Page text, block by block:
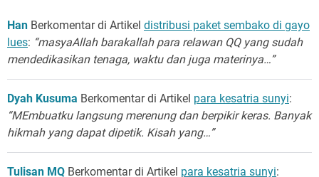
Han Berkomentar di Artikel distribusi paket sembako di gayo
lues: “masyaAllah barakallah para relawan QQ yang sudah
mendedikasikan tenaga, waktu dan juga materinya…”
Dyah Kusuma Berkomentar di Artikel para kesatria sunyi:
“MEmbuatku langsung merenung dan berpikir keras. Banyak
hikmah yang dapat dipetik. Kisah yang…”
Tulisan MQ Berkomentar di Artikel para kesatria sunyi: